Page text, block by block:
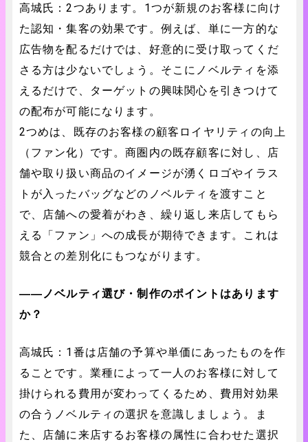
高城氏：2つあります。1つが新規のお客様に向け
た認知・集客の効果です。例えば、単に一方的な
広告物を配るだけでは、好意的に受け取ってくだ
さる方は少ないでしょう。そこにノベルティを添
えるだけで、ターゲットの興味関心を引きつけて
の配布が可能になります。
2つめは、既存のお客様の顧客ロイヤリティの向上
（ファン化）です。商圏内の既存顧客に対し、店
舗や取り扱い商品のイメージが湧くロゴやイラス
トが入ったバッグなどのノベルティを渡すこと
で、店舗への愛着がわき、繰り返し来店してもら
える「ファン」への成長が期待できます。これは
競合との差別化にもつながります。
――ノベルティ選び・制作のポイントはあります
か？
高城氏：1番は店舗の予算や単価にあったものを作
ることです。業種によって一人のお客様に対して
掛けられる費用が変わってくるため、費用対効果
の合うノベルティの選択を意識しましょう。ま
た、店舗に来店するお客様の属性に合わせた選択